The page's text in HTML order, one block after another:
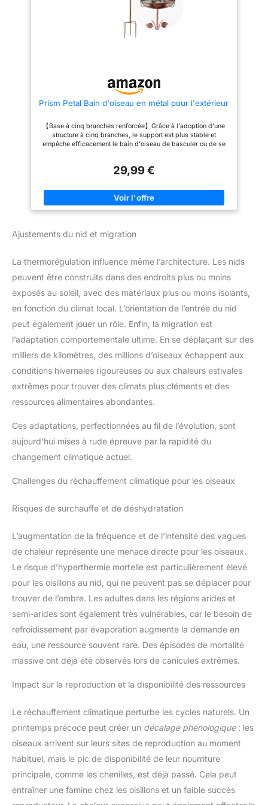
le renversement et offre aux
animaux un point d'eau et de
baignade sécurisé. DESIGN
EXQUIS ET DURABILITÉ : Le
en poudre est résistante à la
durée de vie. POLYVALENT :
bandes, d'un Abreuvoir Oiseaux
Extérieur Grand sur la terrasse
ou d'une solution compacte
d’Oiseaux offre aux oiseaux une
source d'eau fiable dans tous
votre expérience de la nature.
Prism Petal Bain d'oiseau en métal pour l'extérieur
【Base à cinq branches renforcée】Grâce à l'adoption d'une
structure à cinq branches, le support est plus stable et
empêche efficacement le bain d'oiseau de basculer ou de se
matériau est en métal à haute densité, dont la solidité dépasse
traitée avec un revêtement antirouille et anticorrosion, offrant
une capacité de charge élevée et résistant à la déformation,
aux fissures et au vent. Durable toute la journée, sans crainte
vasque pour bain d'oiseau】La vasque a un diamètre d'environ
Elle peut être utilisée pour contenir de l'eau afin que les
de l'eau pour oiseaux. Elle est polyvalente et pratique.
【Installation facile et hauteur réglable】La hauteur totale est
de 151 cm (59,45 pouces). Aucun outil n'est nécessaire, le
montage peut être réalisé à la main et le tube est segmenté, ce
connexion peut être augmenté ou diminué librement selon les
pour s'adapter à différentes configurations de jardin et
préférences d'observation. 【Cadeau idéal pour les amoureux
de la nature】Ce bain d'oiseau au design élégant apporte une
atmosphère vivante à la cour. C'est un choix attentionné pour
offrir à des amis, des ornithologues amateurs et des
passionnés de nature. Attendez que les oiseaux viennent avec
vasque, et laissez votre jardin résonner de chants d'oiseaux
29,99 €
Ajustements du nid et migration
La thermorégulation influence même l’architecture. Les nids
peuvent être construits dans des endroits plus ou moins
exposés au soleil, avec des matériaux plus ou moins isolants,
en fonction du climat local. L’orientation de l’entrée du nid
peut également jouer un rôle. Enfin, la migration est
l’adaptation comportementale ultime. En se déplaçant sur des
milliers de kilomètres, des millions d’oiseaux échappent aux
conditions hivernales rigoureuses ou aux chaleurs estivales
extrêmes pour trouver des climats plus cléments et des
ressources alimentaires abondantes.
Ces adaptations, perfectionnées au fil de l’évolution, sont
aujourd’hui mises à rude épreuve par la rapidité du
changement climatique actuel.
Challenges du réchauffement climatique pour les oiseaux
Risques de surchauffe et de déshydratation
L’augmentation de la fréquence et de l’intensité des vagues
de chaleur représente une menace directe pour les oiseaux.
Le risque d’hyperthermie mortelle est particulièrement élevé
pour les oisillons au nid, qui ne peuvent pas se déplacer pour
trouver de l’ombre. Les adultes dans les régions arides et
semi-arides sont également très vulnérables, car le besoin de
refroidissement par évaporation augmente la demande en
eau, une ressource souvent rare. Des épisodes de mortalité
massive ont déjà été observés lors de canicules extrêmes.
Impact sur la reproduction et la disponibilité des ressources
Le réchauffement climatique perturbe les cycles naturels. Un
printemps précoce peut créer un décalage phénologique: les
oiseaux arrivent sur leurs sites de reproduction au moment
habituel, mais le pic de disponibilité de leur nourriture
principale, comme les chenilles, est déjà passé. Cela peut
entraîner une famine chez les oisillons et un faible succès